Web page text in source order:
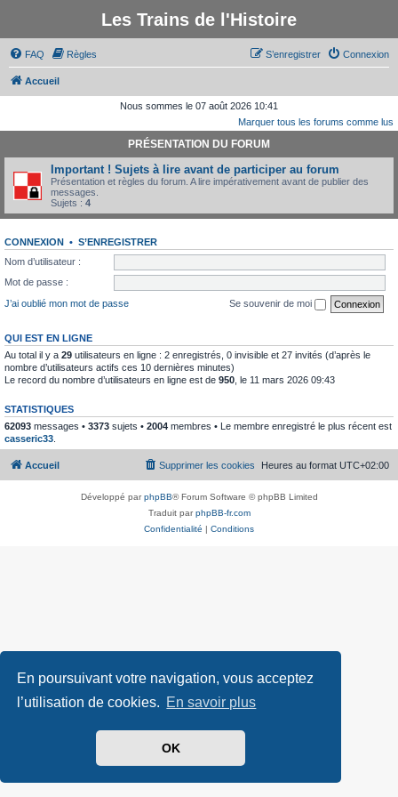
En poursuivant votre navigation, vous acceptez
l’utilisation de cookies. En savoir plus
OK
Les Trains de l'Histoire
FAQ Règles Connexion
S’enregistrer
Accueil
Nous sommes le 07 août 2026 10:41
Marquer tous les forums comme lus
PRÉSENTATION DU FORUM
Important ! Sujets à lire avant de participer au forum
Présentation et règles du forum. A lire impérativement avant de publier des
messages.
Sujets : 4
CONNEXION • S’ENREGISTRER
Nom d’utilisateur :
Mot de passe :
J’ai oublié mon mot de passe
Se souvenir de moi
QUI EST EN LIGNE
Au total il y a 29 utilisateurs en ligne : 2 enregistrés, 0 invisible et 27 invités (d’après le
nombre d’utilisateurs actifs ces 10 dernières minutes)
Le record du nombre d’utilisateurs en ligne est de 950 , le 11 mars 2026 09:43
STATISTIQUES
62093 messages • 3373 sujets • 2004 membres • Le membre enregistré le plus récent est
casseric33
Accueil Heures au format UTC+02:00
Supprimer les cookies
Développé parphpBB® Forum Software © phpBB Limited
Traduit parphpBB-fr.com
Confidentialité | Conditions